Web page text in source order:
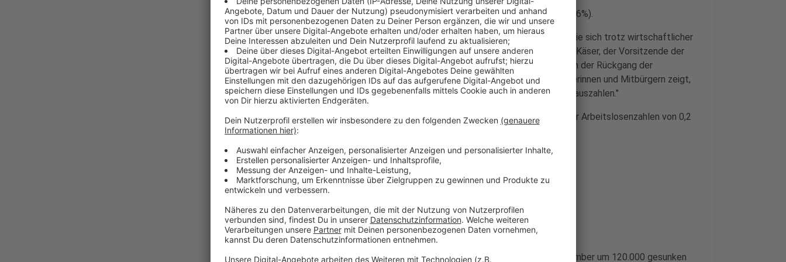
24.209 Menschen sind hier bei uns aktuell ohne Job (-389 bzw. -1,6%).
„Wir sehen derzeit eine positive Grundtendenz am Arbeitsmarkt, die sich trotz wirtschaftlicher
und geopolitischer Unsicherheiten fortsetzt", kommentiert Ulrich Käser, der Vorsitzende der
Geschäftsführung derArbeitsagentur Aachen-Düren . „Vor allem der Rückgang der
Arbeitslosigkeit bei jungen Menschen und ausländischen Mitbürgerinnen und Mitbürgern zeigt,
dass sich Investitionen in Qualifizierung und Integration weiterhin auszahlen."
Im Vergleich zu vor einem Jahr gibt es allerdings einen Anstieg der Arbeitslosenzahlen von 0,2
Die Arbeitslosenquoten hier bei uns im Einzelnen:
Aachen: 8,1 % (- 0,1)
Alsdorf: 7,5 % (- 0,1)
Eschweiler. 7,8 % (unverändert)
Stolberg: 7,9 % (- 0,1)
Monschau: 4,3 % (0 0,2)
Bundesweit ist die Zahl der Arbeitslosen im Vergleich zum September um 120.000 gesunken